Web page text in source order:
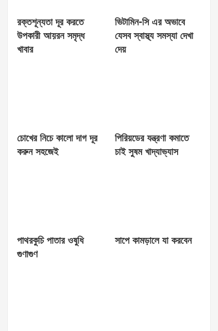
রক্তশূন্যতা দূর করতে
উপকারী আয়রন সমৃদ্ধ
খাবার
ভিটামিন-সি এর অভাবে
যেসব স্বাস্থ্য সমস্যা দেখা
দেয়
চোখের নিচে কালো দাগ দূর
করুন সহজেই
পিরিয়ডের যন্ত্রণা কমাতে
চাই সুষম খাদ্যাভ্যাস
পাথরকুচি পাতার ওষুধি
গুণাগুণ
সাপে কামড়ালে যা করবেন